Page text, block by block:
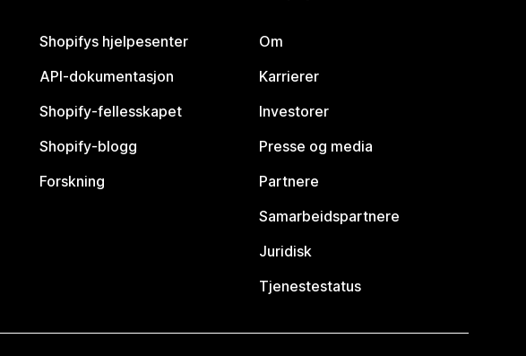
Shopifys hjelpesenter
API-dokumentasjon
Shopify-fellesskapet
Shopify-blogg
Forskning
Om
Karrierer
Investorer
Presse og media
Partnere
Samarbeidspartnere
Juridisk
Tjenestestatus